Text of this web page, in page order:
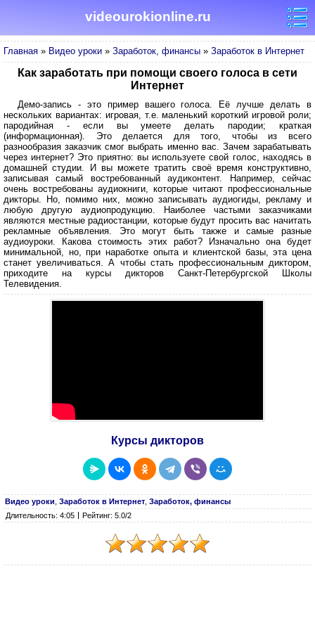
videourokionline.ru
Главная » Видео уроки » Заработок, финансы » Заработок в Интернет
Как заработать при помощи своего голоса в сети
Интернет
Демо-запись - это пример вашего голоса. Её лучше делать в
нескольких вариантах: игровая, т.е. маленький короткий игровой роли;
пародийная - если вы умеете делать пародии; краткая
(информационная). Это делается для того, чтобы из всего
разнообразия заказчик смог выбрать именно вас. Зачем зарабатывать
через интернет? Это приятно: вы используете свой голос, находясь в
домашней студии. И вы можете тратить своё время конструктивно,
записывая самый востребованный аудиконтент. Например, сейчас
очень востребованы аудиокниги, которые читают профессиональные
дикторы. Но, помимо них, можно записывать аудиогиды, рекламу и
любую другую аудиопродукцию. Наиболее частыми заказчиками
являются местные радиостанции, которые будут просить вас начитать
рекламные объявления. Это могут быть также и самые разные
аудиоуроки. Какова стоимость этих работ? Изначально она будет
минимальной, но, при наработке опыта и клиентской базы, эта цена
станет увеличиваться. А чтобы стать профессиональным диктором,
приходите на курсы дикторов Санкт-Петербургской Школы
Телевидения.
Курсы дикторов
Видео уроки Заработок в Интернет Заработок, финансы
Длительность: 4:05
Рейтинг: 5.0/2